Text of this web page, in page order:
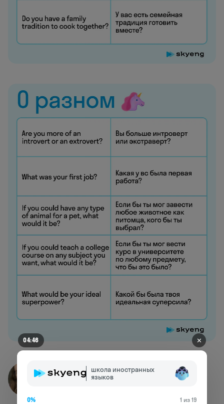
Дарья Кушнир
Автор Skyeng
04:39 ✕
школа иностранных
языков
0% 1 из 19